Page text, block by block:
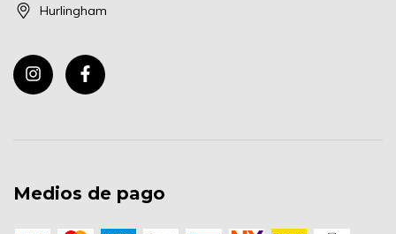
Hurlingham
Medios de pago